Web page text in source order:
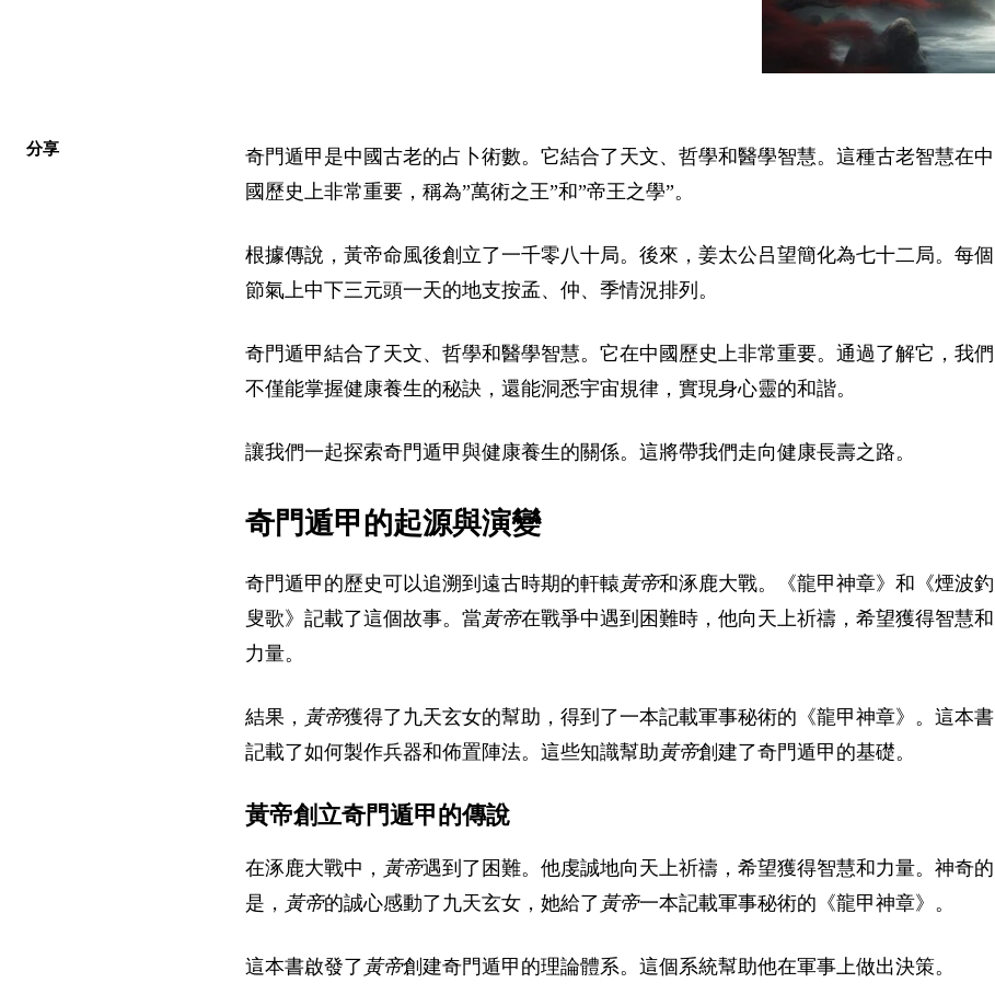
分享
奇門遁甲是中國古老的占卜術數。它結合了天文、哲學和醫學智慧。這種古老智慧在中
國歷史上非常重要，稱為”萬術之王”和”帝王之學”。
根據傳說，黃帝命風後創立了一千零八十局。後來，姜太公吕望簡化為七十二局。每個
節氣上中下三元頭一天的地支按孟、仲、季情況排列。
奇門遁甲結合了天文、哲學和醫學智慧。它在中國歷史上非常重要。通過了解它，我們
不僅能掌握健康養生的秘訣，還能洞悉宇宙規律，實現身心靈的和諧。
讓我們一起探索奇門遁甲與健康養生的關係。這將帶我們走向健康長壽之路。
奇門遁甲的起源與演變
奇門遁甲的歷史可以追溯到遠古時期的軒轅黃帝和涿鹿大戰。《龍甲神章》和《煙波釣
叟歌》記載了這個故事。當黃帝在戰爭中遇到困難時，他向天上祈禱，希望獲得智慧和
力量。
結果， 黃帝獲得了九天玄女的幫助，得到了一本記載軍事秘術的《龍甲神章》。這本書
記載了如何製作兵器和佈置陣法。這些知識幫助黃帝創建了奇門遁甲的基礎。
黃帝創立奇門遁甲的傳說
在涿鹿大戰中， 黃帝遇到了困難。他虔誠地向天上祈禱，希望獲得智慧和力量。神奇的
是， 黃帝的誠心感動了九天玄女，她給了 黃帝一本記載軍事秘術的《龍甲神章》。
這本書啟發了 黃帝創建奇門遁甲的理論體系。這個系統幫助他在軍事上做出決策。